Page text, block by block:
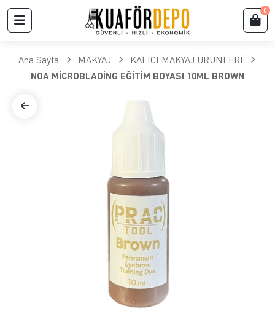
0
Ana Sayfa MAKYAJ
KALICI MAKYAJ ÜRÜNLERİ
NOA MİCROBLADİNG EĞİTİM BOYASI 10ML BROWN